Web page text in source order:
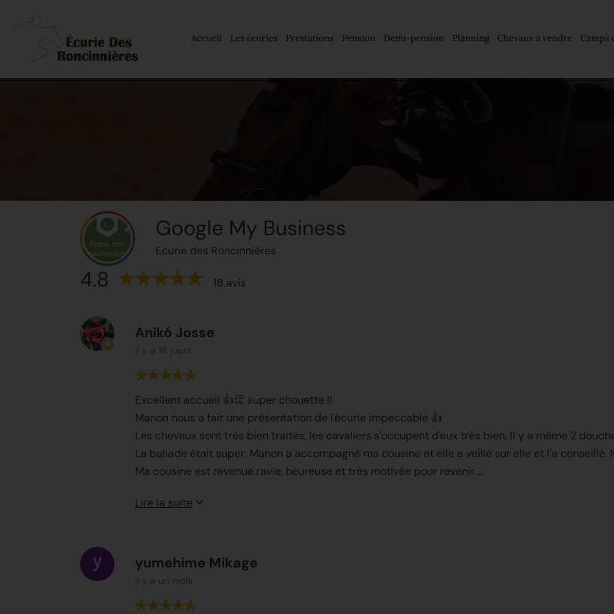
Accueil Les écuries Prestations Pension Demi-pension Planning Chevaux à vendre Camps
Google My Business
Ecurie des Roncinnières
4.8 18 avis
Anikó Josse
il y a 18 jours
Excellent accueil 👍👏 super chouette !!
Manon nous a fait une présentation de l'écurie impeccable 👍
Les cheveux sont très bien traités, les cavaliers s'occupent d'eux très bien. Il y a même 2
La ballade était super, Manon a accompagné ma cousine et elle a veillé sur
Ma cousine est revenue ravie, heureuse et très motivée pour revenir.
Anikó Eperjessy 🐎🐴
Lire la suite
yumehime Mikage
il y a un mois